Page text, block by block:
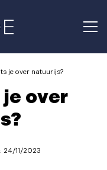
je over natuurijs?
over
24/11/2023